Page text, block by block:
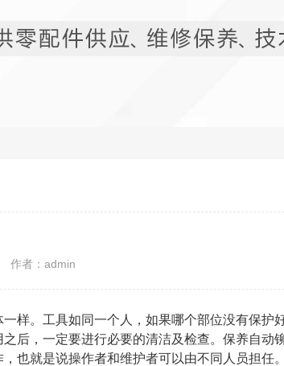
作者：admin
样。工具如同一个人，如果哪个部位没有保护
后，一定要进行必要的清洁及检查。保养自动
也就是说操作者和维护者可以由不同人员担任